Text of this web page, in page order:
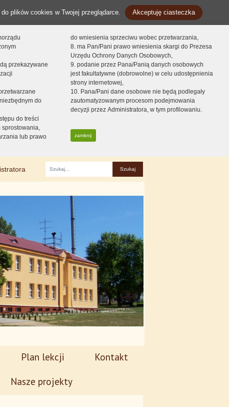
plików cookies w Twojej przeglądarce. Akceptuję ciasteczka
przekazywane
do
do treści
sprostowania,
lub prawo
do wniesienia sprzeciwu wobec przetwarzania,
8. ma Pan/Pani prawo wniesienia skargi do Prezesa
Urzędu Ochrony Danych Osobowych,
9. podanie przez Pana/Panią danych osobowych
jest fakultatywne (dobrowolne) w celu udostępnienia
strony internetowej,
10. Pana/Pani dane osobowe nie będą podlegały
zautomatyzowanym procesom podejmowania
decyzji przez Administratora, w tym profilowaniu.
zamknij
Fraza
Plan lekcji
Kontakt
Nasze projekty